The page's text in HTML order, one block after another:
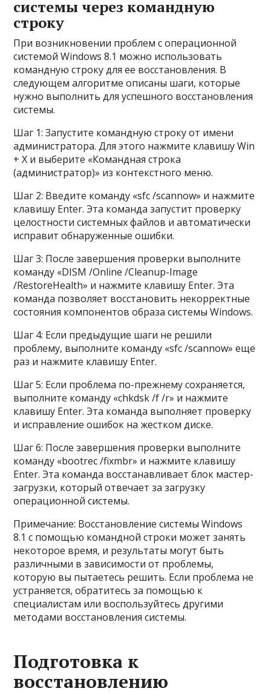
системы через командную
строку
При возникновении проблем с операционной
системой Windows 8.1 можно использовать
командную строку для ее восстановления. В
следующем алгоритме описаны шаги, которые
нужно выполнить для успешного восстановления
системы.
Шаг 1: Запустите командную строку от имени
администратора. Для этого нажмите клавишу Win
+ X и выберите «Командная строка
(администратор)» из контекстного меню.
Шаг 2: Введите команду «sfc /scannow» и нажмите
клавишу Enter. Эта команда запустит проверку
целостности системных файлов и автоматически
исправит обнаруженные ошибки.
Шаг 3: После завершения проверки выполните
команду «DISM /Online /Cleanup-Image
/RestoreHealth» и нажмите клавишу Enter. Эта
команда позволяет восстановить некорректные
состояния компонентов образа системы Windows.
Шаг 4: Если предыдущие шаги не решили
проблему, выполните команду «sfc /scannow» еще
раз и нажмите клавишу Enter.
Шаг 5: Если проблема по-прежнему сохраняется,
выполните команду «chkdsk /f /r» и нажмите
клавишу Enter. Эта команда выполняет проверку
и исправление ошибок на жестком диске.
Шаг 6: После завершения проверки выполните
команду «bootrec /fixmbr» и нажмите клавишу
Enter. Эта команда восстанавливает блок мастер-
загрузки, который отвечает за загрузку
операционной системы.
Примечание: Восстановление системы Windows
8.1 с помощью командной строки может занять
некоторое время, и результаты могут быть
различными в зависимости от проблемы,
которую вы пытаетесь решить. Если проблема не
устраняется, обратитесь за помощью к
специалистам или воспользуйтесь другими
методами восстановления системы.
Подготовка к
восстановлению